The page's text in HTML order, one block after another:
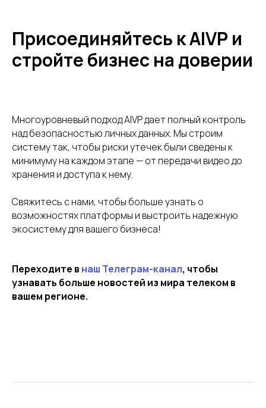
Присоединяйтесь к AIVP и
стройте бизнес на доверии
Многоуровневый подход AIVP дает полный контроль
над безопасностью личных данных. Мы строим
систему так, чтобы риски утечек были сведены к
минимуму на каждом этапе — от передачи видео до
хранения и доступа к нему.
Свяжитесь с нами, чтобы больше узнать о
возможностях платформы и выстроить надежную
экосистему для вашего бизнеса!
Переходите в наш Телеграм-канал, чтобы
узнавать больше новостей из мира телеком в
вашем регионе.
Услуги
IT аутсорсинг
Публичный Wi-Fi
Видеоаналитика
Умный домофон
Платформа
Camera Agent
Edge Bridge
Модуль Домофония
Модуль Analytics
AIVP Manager
AIVP Server
Поддержка
О компании
Блог
Контакты
нашу рассылку новостей!